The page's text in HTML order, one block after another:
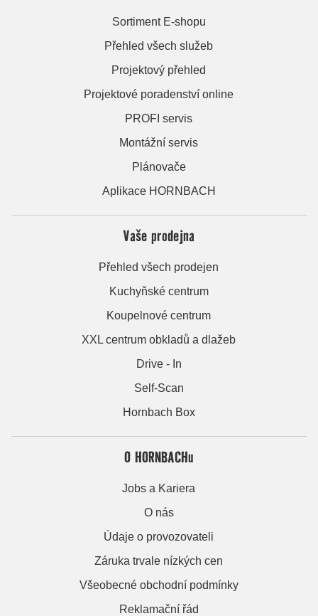
Sortiment E-shopu
Přehled všech služeb
Projektový přehled
Projektové poradenství online
PROFI servis
Montážní servis
Plánovače
Aplikace HORNBACH
Vaše prodejna
Přehled všech prodejen
Kuchyňské centrum
Koupelnové centrum
XXL centrum obkladů a dlažeb
Drive - In
Self-Scan
Hornbach Box
O HORNBACHu
Jobs a Kariera
O nás
Údaje o provozovateli
Záruka trvale nízkých cen
Všeobecné obchodní podmínky
Reklamační řád